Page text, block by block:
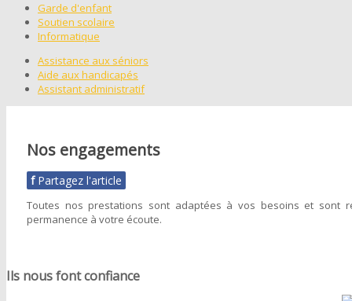
Garde d'enfant
Soutien scolaire
Informatique
Assistance aux séniors
Aide aux handicapés
Assistant administratif
Nos engagements
f Partagez l'article
Toutes nos prestations sont adaptées à vos besoins et sont
permanence à votre écoute.
Ils nous font confiance